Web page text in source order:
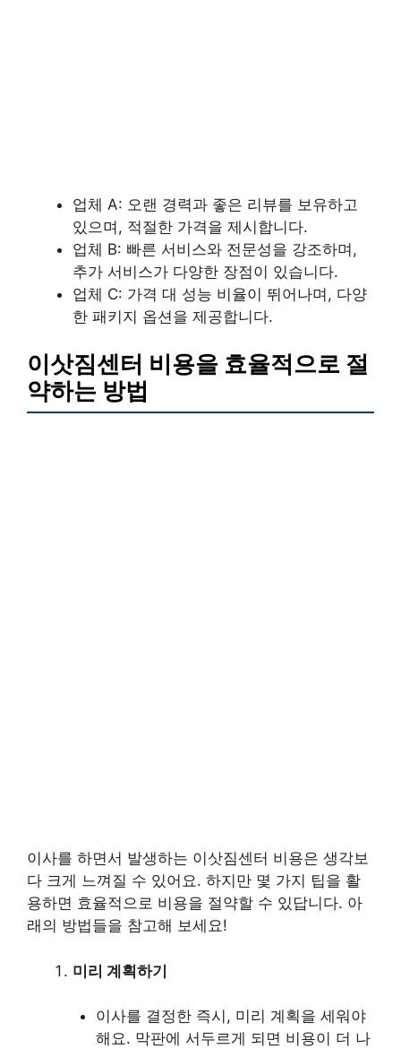
업체 A: 오랜 경력과 좋은 리뷰를 보유하고
있으며, 적절한 가격을 제시합니다.
업체 B: 빠른 서비스와 전문성을 강조하며,
추가 서비스가 다양한 장점이 있습니다.
업체 C: 가격 대 성능 비율이 뛰어나며, 다양
한 패키지 옵션을 제공합니다.
이삿짐센터 비용을 효율적으로 절
약하는 방법
이사를 하면서 발생하는 이삿짐센터 비용은 생각보
다 크게 느껴질 수 있어요. 하지만 몇 가지 팁을 활
용하면 효율적으로 비용을 절약할 수 있답니다. 아
래의 방법들을 참고해 보세요!
미리 계획하기
이사를 결정한 즉시, 미리 계획을 세워야
해요. 막판에 서두르게 되면 비용이 더 나